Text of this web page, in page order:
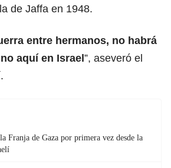
de Jaffa en 1948.
entre hermanos, no habrá
aquí en Israel”, aseveró el
Franja de Gaza por primera vez desde la